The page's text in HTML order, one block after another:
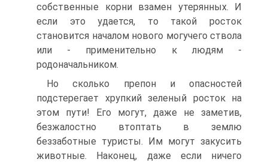
собственные корни взамен утерянных. И
если это удается, то такой росток
становится началом нового могучего ствола
или - применительно к людям -
родоначальником.
Но сколько препон и опасностей
подстерегает хрупкий зеленый росток на
этом пути! Его могут, даже не заметив,
безжалостно втоптать в землю
беззаботные туристы. Им могут закусить
животные. Наконец, даже если ничего